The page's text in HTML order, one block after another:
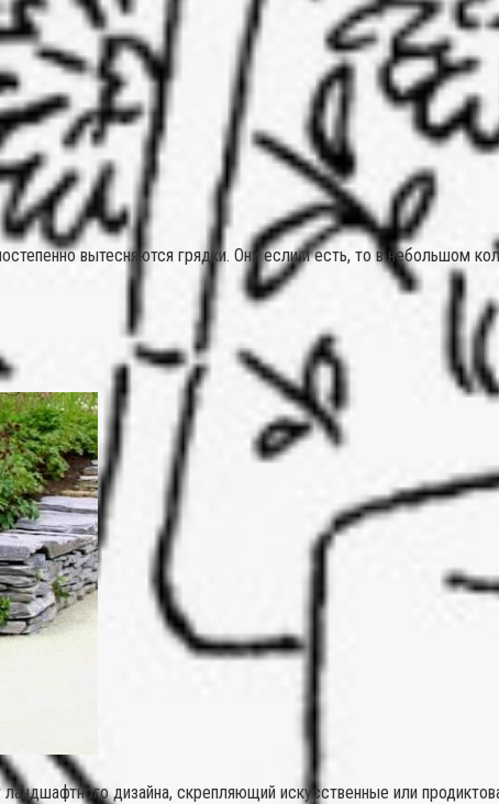
вытесняются грядки. Они если и есть, то в небольшом
дизайна, скрепляющий искусственные или